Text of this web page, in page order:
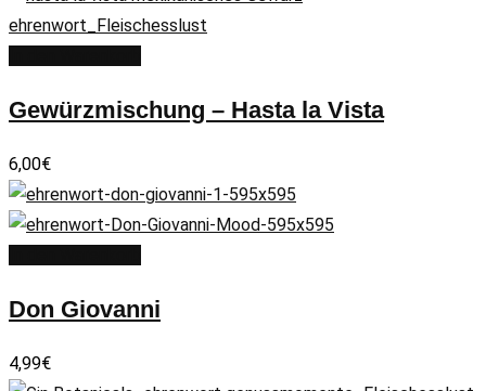
Gewürzmischung – Hasta la Vista
6,00€
Don Giovanni
4,99€